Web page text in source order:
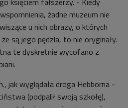
żadne muzeum nie
u nich obrazy, o których
są jego pędzla, to nie oryginały.
te dyskretnie wycofano z
jak wyglądała droga Hebborna -
(podpalił swoją szkołę),